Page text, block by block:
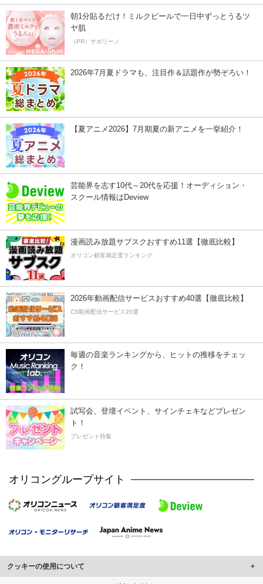
朝1分貼るだけ！ミルクピールで一日中ずっとうるツ
ヤ肌
（PR）サボリーノ
2026年7月夏ドラマも、注目作＆話題作が勢ぞろい！
【夏アニメ2026】7月期夏の新アニメを一挙紹介！
芸能界を志す10代～20代を応援！オーディション・
スクール情報はDeview
漫画読み放題サブスクおすすめ11選【徹底比較】
オリコン顧客満足度ランキング
2026年動画配信サービスおすすめ40選【徹底比較】
CS動画配信サービス20選
毎週の音楽ランキングから、ヒットの推移をチェッ
ク！
試写会、登壇イベント、サインチェキなどプレゼン
ト！
プレゼント特集
オリコングループサイト
クッキーの使用について